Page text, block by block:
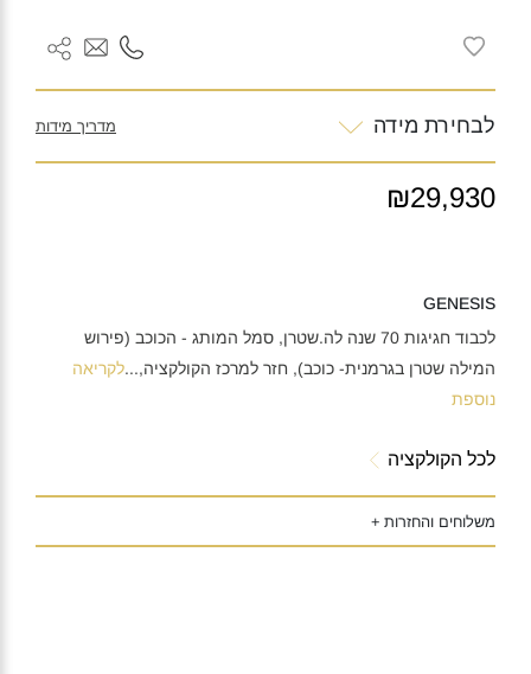
לבחירת מידה מדריך מידות
₪29,930
GENESIS
לכבוד חגיגות 70 שנה לה.שטרן, סמל המותג - הכוכב (פירוש
המילה שטרן בגרמנית- כוכב), חזר למרכז הקולקציה,...לקריאה
נוספת
לכל הקולקציה
משלוחים והחזרות +